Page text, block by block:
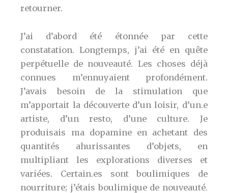
retourner.
J’ai d’abord été étonnée par cette
constatation. Longtemps, j’ai été en quête
perpétuelle de nouveauté. Les choses déjà
connues m’ennuyaient profondément.
J’avais besoin de la stimulation que
m’apportait la découverte d’un loisir, d’un.e
artiste, d’un resto, d’une culture. Je
produisais ma dopamine en achetant des
quantités ahurissantes d’objets, en
multipliant les explorations diverses et
variées. Certain.es sont boulimiques de
nourriture; j’étais boulimique de nouveauté.